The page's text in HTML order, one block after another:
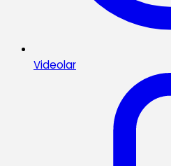
Videolar